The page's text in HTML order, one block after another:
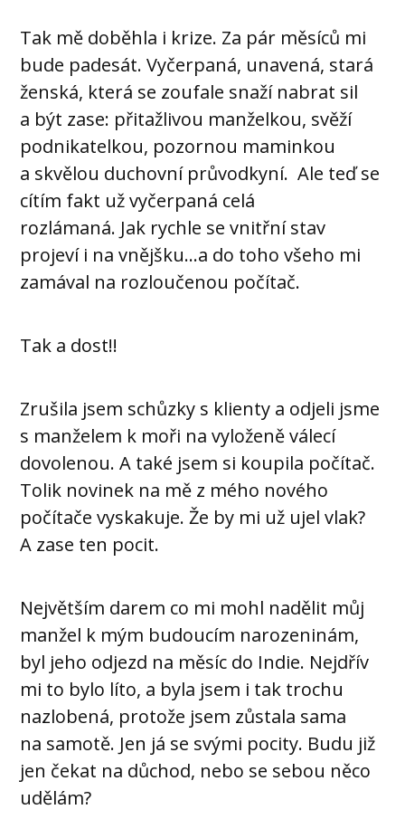
Tak mě doběhla i krize. Za pár měsíců mi
bude padesát. Vyčerpaná, unavená, stará
ženská, která se zoufale snaží nabrat sil
a být zase: přitažlivou manželkou, svěží
podnikatelkou, pozornou maminkou
a skvělou duchovní průvodkyní. Ale teď se
cítím fakt už vyčerpaná celá
rozlámaná. Jak rychle se vnitřní stav
projeví i na vnějšku…a do toho všeho mi
zamával na rozloučenou počítač.
Tak a dost!!
Zrušila jsem schůzky s klienty a odjeli jsme
s manželem k moři na vyloženě válecí
dovolenou. A také jsem si koupila počítač.
Tolik novinek na mě z mého nového
počítače vyskakuje. Že by mi už ujel vlak?
A zase ten pocit.
Největším darem co mi mohl nadělit můj
manžel k mým budoucím narozeninám,
byl jeho odjezd na měsíc do Indie. Nejdřív
mi to bylo líto, a byla jsem i tak trochu
nazlobená, protože jsem zůstala sama
na samotě. Jen já se svými pocity. Budu již
jen čekat na důchod, nebo se sebou něco
udělám?